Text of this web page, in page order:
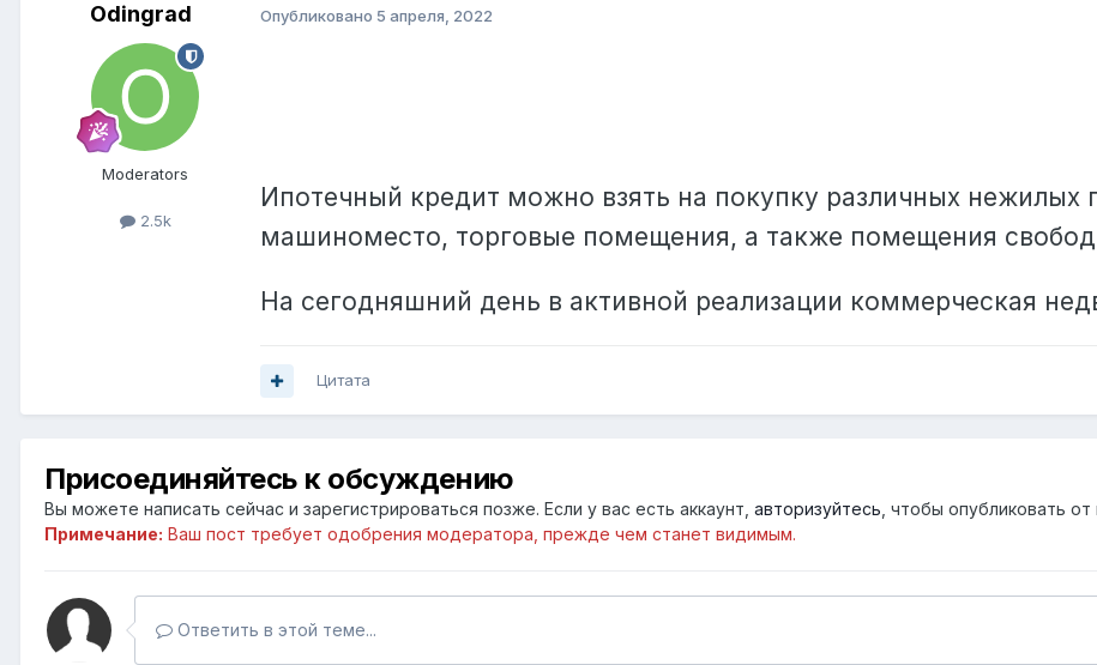
Odingrad
Moderators
2.5k
Опубликовано 5 апреля, 2022
Ипотечный кредит можно взять на покупку различных
машиноместо, торговые помещения, а также помещения
На сегодняшний день в активной реализации коммерческая
Цитата
Присоединяйтесь к обсуждению
Вы можете написать сейчас и зарегистрироваться позже. Если у вас есть аккаунт, авторизуйтесь , чтобы опубликовать
Примечание: Ваш пост требует одобрения модератора, прежде чем станет видимым.
Ответить в этой теме...